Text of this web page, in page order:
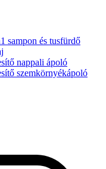
sampon és tusfürdő
nappali ápoló
szemkörnyékápoló